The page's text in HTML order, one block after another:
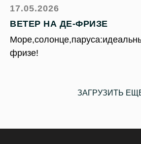
17.05.2026
ВЕТЕР НА ДЕ-ФРИЗЕ
фризе!
ЗАГРУЗИТЬ